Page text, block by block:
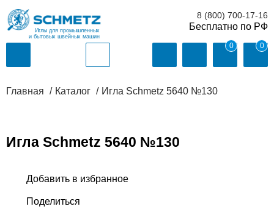
Иглы для промышленных
и бытовых швейных машин
8 (800) 700-17-16
0 0
Главная Каталог Игла Schmetz 5640 №130
Игла Schmetz 5640 №130